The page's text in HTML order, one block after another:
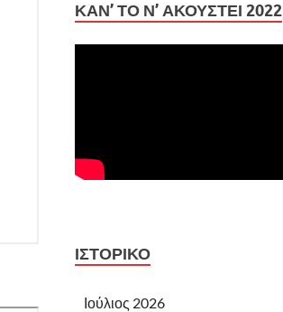
ΚΆΝ’ ΤΟ Ν’ ΑΚΟΥΣΤΕΊ 2022
ΙΣΤΟΡΙΚΌ
Ιούλιος 2026